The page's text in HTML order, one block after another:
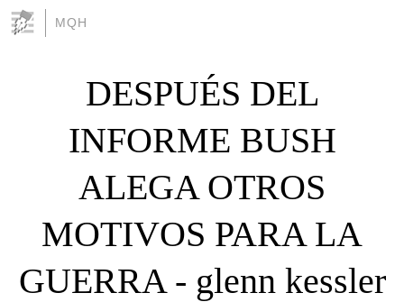
MQH
DESPUÉS DEL
INFORME BUSH
ALEGA OTROS
MOTIVOS PARA LA
GUERRA - glenn kessler